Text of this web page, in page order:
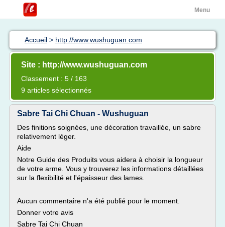
Menu
Accueil > http://www.wushuguan.com
Site : http://www.wushuguan.com
Classement : 5 / 163
9 articles sélectionnés
Sabre Tai Chi Chuan - Wushuguan
Des finitions soignées, une décoration travaillée, un sabre
relativement léger.
Aide
Notre Guide des Produits vous aidera à choisir la longueur
de votre arme. Vous y trouverez les informations détaillées
sur la flexibilité et l'épaisseur des lames.
Aucun commentaire n'a été publié pour le moment.
Donner votre avis
Sabre Tai Chi Chuan